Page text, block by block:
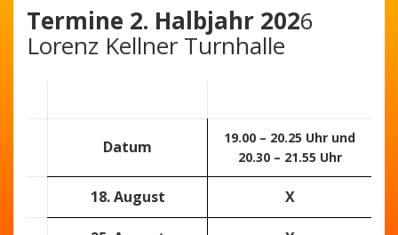
Termine 2. Halbjahr 2026
Lorenz Kellner Turnhalle
Datum
19.00 – 20.25 Uhr und
20.30 – 21.55 Uhr
18. August X